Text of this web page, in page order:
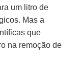
um litro de
Mas a
que
na remoção de